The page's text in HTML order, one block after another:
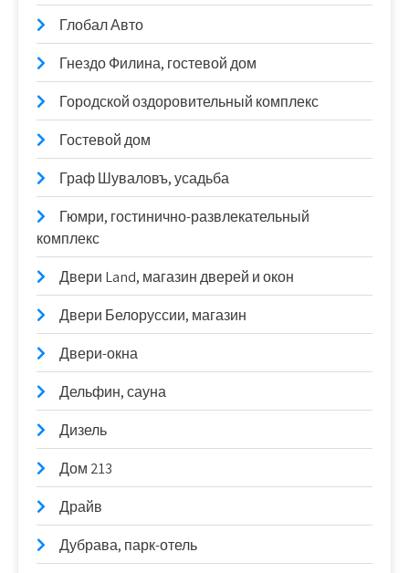
Глобал Авто
Гнездо Филина, гостевой дом
Городской оздоровительный комплекс
Гостевой дом
Граф Шуваловъ, усадьба
Гюмри, гостинично-развлекательный
комплекс
Двери Land, магазин дверей и окон
Двери Белоруссии, магазин
Двери-окна
Дельфин, сауна
Дизель
Дом 213
Драйв
Дубрава, парк-отель